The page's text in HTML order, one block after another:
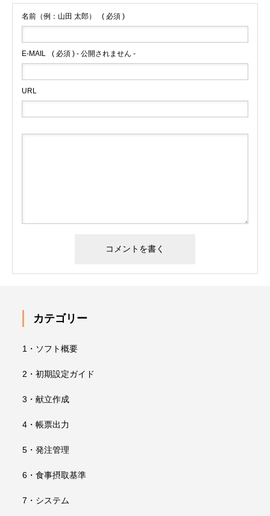
名前（例：山田 太郎） ( 必須 )
E-MAIL ( 必須 ) - 公開されません -
URL
カテゴリー
1・ソフト概要
2・初期設定ガイド
3・献立作成
4・帳票出力
5・発注管理
6・食事摂取基準
7・システム